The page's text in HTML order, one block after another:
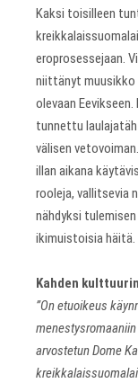
Kaksi toisilleen
eroprosessejaan.
niittänyt muusikko
olevaan
tunnettu
välisen
illan aikana
rooleja, vallitsevia
nähdyksi
ikimuistoisia häitä.
Kahden
”On etuoikeus
arvostetun Dome